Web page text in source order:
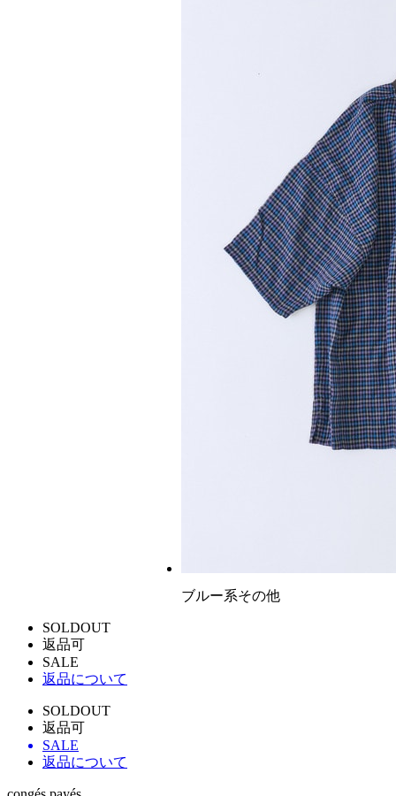
ブルー系その他
SOLDOUT
返品可
SALE
返品について
SOLDOUT
返品可
SALE
返品について